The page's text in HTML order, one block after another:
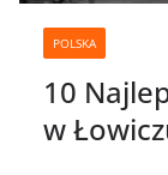
POLSKA
10
w